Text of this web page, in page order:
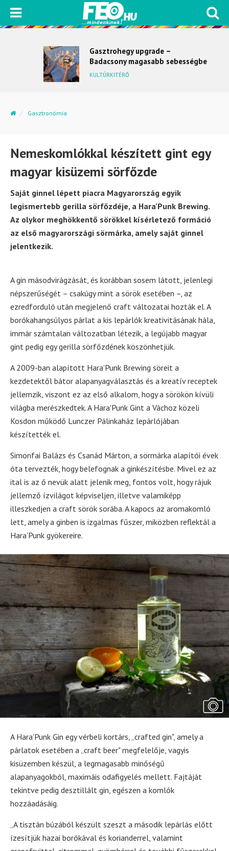
Gasztrohegy upgrade –
Badacsony magasabb sebességbe
kapcsol
KULTÚRKITÉRŐ
Gasztronómia
Nemeskomlókkal készített gint egy
magyar kisüzemi sörfőzde
Saját ginnel lépett piacra Magyarország egyik
legismertebb gerilla sörfőzdéje, a Hara'Punk Brewing.
Az olykor meghökkentő sörökkel kísérletező formáció
az első magyarországi sörmárka, amely saját ginnel
jelentkezik.
A gin másodvirágzását, és korábban sosem látott, jelenlegi
népszerűségét – csakúgy mint a sörök esetében –, az
ezredforduló után megjelenő craft változatai hozták el. A
borókahangsúlyos párlat a kis lepárlók kreativitásának hála,
immár számtalan változatban létezik, a legújabb magyar
gint pedig egy gerilla sörfőzdének köszönhetjük.
A 2009-ban alapított Hara'Punk Brewing söreit a
kezdetektől bátor alapanyagválasztás és a kreatív receptek
jellemzik, viszont ez az első alkalom, hogy a sörökön kívüli
világba merészkedtek. A Hara'Punk Gint a Váchoz közeli
Kosdon működő Lunczer Pálinkaház lepárlójában
készítették el.
Simonfai Balázs és Csanád Márton, a sörmárka alapítói évek
óta tervezték, hogy belefognak a ginkészítésbe. Mivel ez az
ital is az ő nevük alatt jelenik meg, fontos volt, hogy rájuk
jellemző ízvilágot képviseljen, illetve valamiképp
illeszkedjen a craft sörök sorába. A kapocs az aromakomló
lett, amely a ginben is izgalmas fűszer, miközben reflektál a
Hara'Punk gyökereire.
A Hara'Punk Gin egy vérbeli kortárs, „crafted gin", amely a
párlatok esetében a „craft beer" megfelelője, vagyis
kisüzemben készül, a legmagasabb minőségű
alapanyagokból, maximáis odafigyelés mellett. Fajtáját
tekintve pedig desztillált gin, egészen a komlók
hozzáadásáig.
„A tisztán búzából készült szeszt a második lepárlás előtt
ízesítjük hazai borókával és korianderrel, valamint